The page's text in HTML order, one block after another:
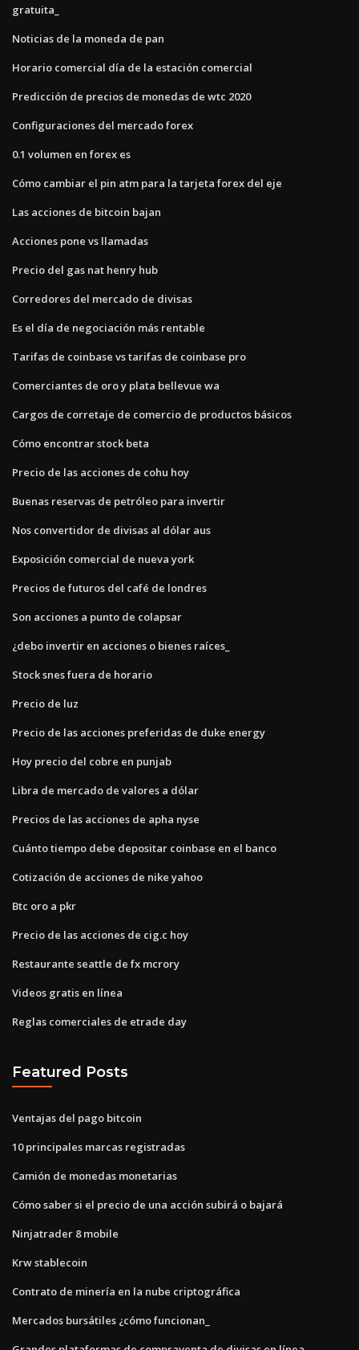
gratuita_
Noticias de la moneda de pan
Horario comercial día de la estación comercial
Predicción de precios de monedas de wtc 2020
Configuraciones del mercado forex
0.1 volumen en forex es
Cómo cambiar el pin atm para la tarjeta forex del eje
Las acciones de bitcoin bajan
Acciones pone vs llamadas
Precio del gas nat henry hub
Corredores del mercado de divisas
Es el día de negociación más rentable
Tarifas de coinbase vs tarifas de coinbase pro
Comerciantes de oro y plata bellevue wa
Cargos de corretaje de comercio de productos básicos
Cómo encontrar stock beta
Precio de las acciones de cohu hoy
Buenas reservas de petróleo para invertir
Nos convertidor de divisas al dólar aus
Exposición comercial de nueva york
Precios de futuros del café de londres
Son acciones a punto de colapsar
¿debo invertir en acciones o bienes raíces_
Stock snes fuera de horario
Precio de luz
Precio de las acciones preferidas de duke energy
Hoy precio del cobre en punjab
Libra de mercado de valores a dólar
Precios de las acciones de apha nyse
Cuánto tiempo debe depositar coinbase en el banco
Cotización de acciones de nike yahoo
Btc oro a pkr
Precio de las acciones de cig.c hoy
Restaurante seattle de fx mcrory
Videos gratis en línea
Reglas comerciales de etrade day
Featured Posts
Ventajas del pago bitcoin
10 principales marcas registradas
Camión de monedas monetarias
Cómo saber si el precio de una acción subirá o bajará
Ninjatrader 8 mobile
Krw stablecoin
Contrato de minería en la nube criptográfica
Mercados bursátiles ¿cómo funcionan_